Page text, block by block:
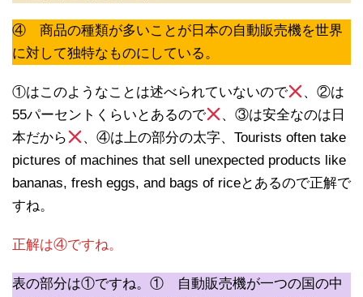
④ 商品の種類が多いことが日本の自動販売機を世界
に対して独特なものにしている。
①はこのようなことは述べられていないので
、②は
55パーセントくらいとあるので
、③は安全なのは日
本だから
、④は上の部分の太字、Tourists often take
pictures of machines that sell unexpected products like
bananas, fresh eggs, and bags of riceとあるので正解で
すね。
正解は④ですね。
表の部分は①ですね。① 自動販売機が一つの国の中